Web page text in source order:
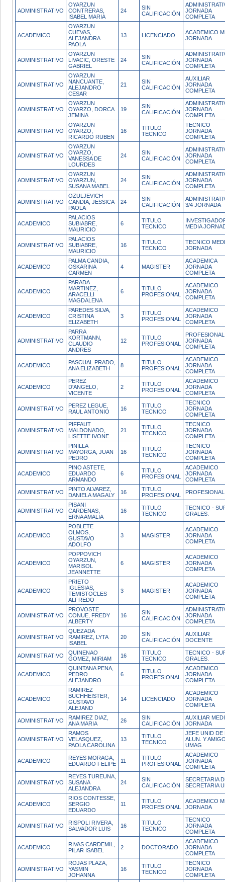
ADMINISTRATIVO
OYARZUN
CONTRERAS,
ISABEL MARIA
24
SIN
CALIFICACIÓN
JORNADA
COMPLETA
ACADEMICO
OYARZUN
CUEVAS,
ALEJANDRA
PAOLA
13 LICENCIADO
ACADEMICO
JORNADA
ADMINISTRATIVO
OYARZUN
LIVACIC, ORESTE
GABRIEL
24
SIN
CALIFICACIÓN
JORNADA
COMPLETA
ADMINISTRATIVO
OYARZUN
NANCUANTE,
ALEJANDRO
CESAR
21
SIN
CALIFICACIÓN
AUXILIAR
JORNADA
COMPLETA
ADMINISTRATIVO
OYARZUN
OYARZO, DORCA
JEMINA
19
SIN
CALIFICACIÓN
JORNADA
COMPLETA
ADMINISTRATIVO
OYARZUN
OYARZO,
RICARDO RUBEN
16
TITULO
TECNICO
TECNICO
JORNADA
COMPLETA
ADMINISTRATIVO
OYARZUN
OYARZO,
VANESSA DE
LOURDES
24
SIN
CALIFICACIÓN
JORNADA
COMPLETA
ADMINISTRATIVO
OYARZUN
OYARZUN,
SUSANA MABEL
24
SIN
CALIFICACIÓN
JORNADA
COMPLETA
ADMINISTRATIVO
OZULJEVICH
CANDIA, JESSICA
PAOLA
24
SIN
CALIFICACIÓN
3/4 JORNADA
ACADEMICO
PALACIOS
SUBIABRE,
MAURICIO
6
TITULO
TECNICO
MEDIA
ADMINISTRATIVO
PALACIOS
SUBIABRE,
MAURICIO
16
TITULO
TECNICO
TECNICO
JORNADA
ACADEMICO
PALMA CANDIA,
OSKARINA
CARMEN
4 MAGISTER
ACADEMICA
JORNADA
COMPLETA
ACADEMICO
PARADA
MARTINEZ,
ARACELLI
MAGDALENA
6
TITULO
PROFESIONAL
ACADEMICO
JORNADA
COMPLETA
ACADEMICO
PAREDES SILVA,
CRISTINA
ELIZABETH
3
TITULO
PROFESIONAL
ACADEMICO
JORNADA
COMPLETA
ADMINISTRATIVO
PARRA
KORTMANN,
CLAUDIO
ANDRES
12
TITULO
PROFESIONAL
PROFESIONAL
JORNADA
COMPLETA
ACADEMICO
PASCUAL PRADO,
ANA ELIZABETH
8
TITULO
PROFESIONAL
ACADEMICO
JORNADA
COMPLETA
ACADEMICO
PEREZ
D'ANGELO,
VICENTE
2
TITULO
PROFESIONAL
ACADEMICO
JORNADA
COMPLETA
ADMINISTRATIVO
PEREZ LEGUE,
RAUL ANTONIO
16
TITULO
TECNICO
TECNICO
JORNADA
COMPLETA
ADMINISTRATIVO
PIFFAUT
MALDONADO,
LISETTE IVONE
21
TITULO
TECNICO
TECNICO
JORNADA
COMPLETA
ADMINISTRATIVO
PINILLA
MAYORGA, JUAN
PEDRO
16
TITULO
TECNICO
TECNICO
JORNADA
COMPLETA
ACADEMICO
PINO ASTETE,
EDUARDO
ARMANDO
6
TITULO
PROFESIONAL
ACADEMICO
JORNADA
COMPLETA
ADMINISTRATIVO
PINTO ALVAREZ,
DANIELA MAGALY
16
TITULO
PROFESIONAL
PROFESIONAL
ADMINISTRATIVO
PISANI
CARDENAS,
ERNA AMALIA
16
TITULO
TECNICO
TECNICO -
GRALES.
ACADEMICO
POBLETE
OLMOS,
GUSTAVO
ADOLFO
3 MAGISTER
ACADEMICO
JORNADA
COMPLETA
ACADEMICO
POPPOVICH
OYARZUN,
MARISOL
JEANNETTE
6 MAGISTER
ACADEMICO
JORNADA
COMPLETA
ACADEMICO
PRIETO
IGLESIAS,
TEMISTOCLES
ALFREDO
3 MAGISTER
ACADEMICO
JORNADA
COMPLETA
ADMINISTRATIVO
PROVOSTE
CONUE, FREDY
ALBERTY
16
SIN
CALIFICACIÓN
JORNADA
COMPLETA
ADMINISTRATIVO
QUEZADA
RAMIREZ, LYTA
ISABEL
20
SIN
CALIFICACIÓN
AUXILIAR
DOCENTE
ADMINISTRATIVO
QUINENAO
GOMEZ, MIRIAM
16
TITULO
TECNICO
TECNICO -
GRALES.
ACADEMICO
QUINTANA PENA,
PEDRO
ALEJANDRO
6
TITULO
PROFESIONAL
ACADEMICO
JORNADA
COMPLETA
ACADEMICO
RAMIREZ
BUCHHEISTER,
GUSTAVO
ALEJAND
14 LICENCIADO
ACADEMICO
JORNADA
COMPLETA
ADMINISTRATIVO
RAMIREZ DIAZ,
ANA MARIA
26
SIN
CALIFICACIÓN
AUXILIAR
JORNADA
ADMINISTRATIVO
RAMOS
VELASQUEZ,
PAOLA CAROLINA
13
TITULO
TECNICO
JEFE UNID DE
ALUN. Y
UMAG
ACADEMICO
REYES MORAGA,
EDUARDO FELIPE
11
TITULO
PROFESIONAL
ACADEMICO
JORNADA
COMPLETA
ADMINISTRATIVO
REYES TUREUNA,
SUSANA
ALEJANDRA
24
SIN
CALIFICACIÓN
SECRETARIA
SECRETARIA
ACADEMICO
RIOS CONTESSE,
SERGIO
EDUARDO
11
TITULO
PROFESIONAL
ACADEMICO
JORNADA
ADMINISTRATIVO
RISPOLI RIVERA,
SALVADOR LUIS
16
TITULO
TECNICO
TECNICO
JORNADA
COMPLETA
ACADEMICO
RIVAS CARDEMIL,
PILAR ISABEL
2 DOCTORADO
ACADEMICO
JORNADA
COMPLETA
ADMINISTRATIVO
ROJAS PLAZA,
YASMIN
JOHANNA
16
TITULO
TECNICO
TECNICO
JORNADA
COMPLETA